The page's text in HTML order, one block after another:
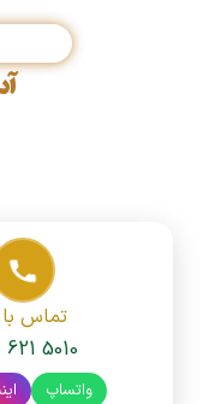
تماس
621 5010
واتساپ